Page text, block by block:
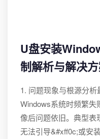
U盘安装
制解析与解决
1. 问题现象与根源分
Windows系统时频繁
像后问题依旧。典型表
无法引导&#xff0c;或安